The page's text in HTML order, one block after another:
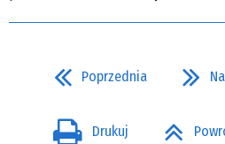
Poprzednia
Drukuj